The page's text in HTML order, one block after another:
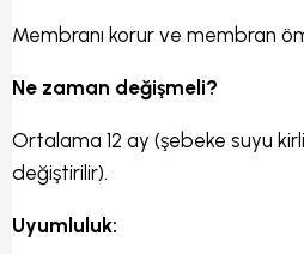
Membranı korur ve membran
Ne zaman değişmeli?
Ortalama 12 ay (şebeke suyu
değiştirilir).
Uyumluluk: